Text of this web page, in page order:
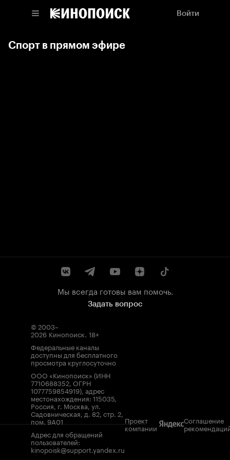
Войти
Спорт в прямом эфире
Мы всегда готовы вам помочь.
Задать вопрос
© 2003–
2026 Кинопоиск. 18+
Федеральные каналы
доступны для бесплатного
просмотра круглосуточно
ООО «Кинопоиск» (ИНН
7710688352, ОГРН
1077759854919), адрес
местонахождения: 115035,
Россия, г. Москва, ул.
Садовническая, д. 82, стр. 2,
пом. 9А01
Адрес для обращений
пользователей:
kinopoisk@support.yandex.ru
Проект
компании
Соглашение